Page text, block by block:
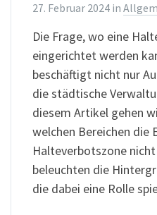
27. Februar 2024 in
Die Frage, wo eine
eingerichtet werden
beschäftigt nicht nur
die städtische
diesem Artikel gehen
welchen Bereichen die
Halteverbotszone
beleuchten die
die dabei eine Rolle